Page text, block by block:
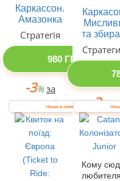
Каркассон.
Амазонка
Стратегія
980 ГРН
-3% за
реєстрацію
Купити одразу
та
-3% за
Купити
Немає в наявності
Кому